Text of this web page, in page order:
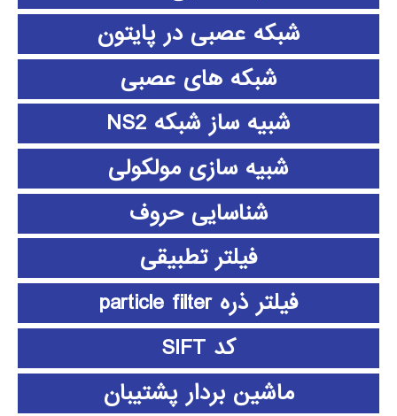
شبکه عصبی در پایتون
شبکه های عصبی
شبیه ساز شبکه NS2
شبیه سازی مولکولی
شناسایی حروف
فیلتر تطبیقی
فیلتر ذره particle filter
کد SIFT
ماشین بردار پشتیبان